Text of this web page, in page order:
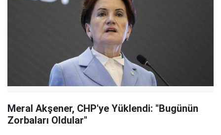
Meral Akşener, CHP'ye Yüklendi: "Bugünün
Zorbaları Oldular"